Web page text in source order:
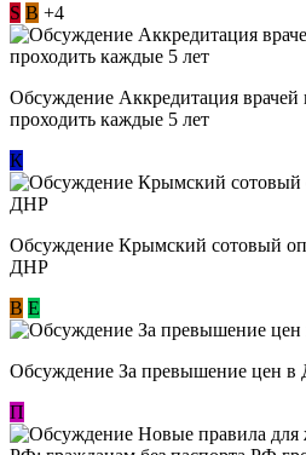
S В +4
Обсуждение Аккредитация
проходить каждые 5 лет
К
Обсуждение Крымский сотовый
ДНР
В E
Обсуждение За превышение цен в
П